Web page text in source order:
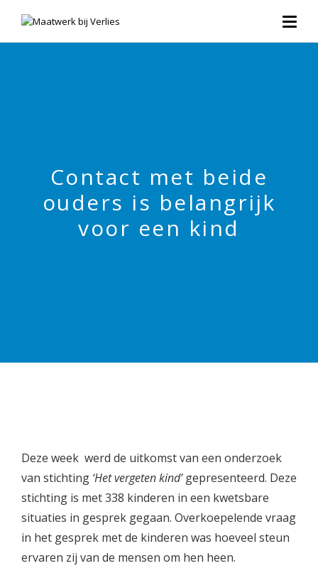
Contact met beide
ouders is belangrijk
voor een kind
Deze week werd de uitkomst van een onderzoek
van stichting ‘Het vergeten kind’gepresenteerd. Deze
stichting is met 338 kinderen in een kwetsbare
situaties in gesprek gegaan. Overkoepelende vraag
in het gesprek met de kinderen was hoeveel steun
ervaren zij van de mensen om hen heen.